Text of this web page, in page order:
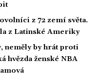
z 72 zemí světa.
z Latinské Ameriky
neměly by hrát proti
hvězda ženské NBA